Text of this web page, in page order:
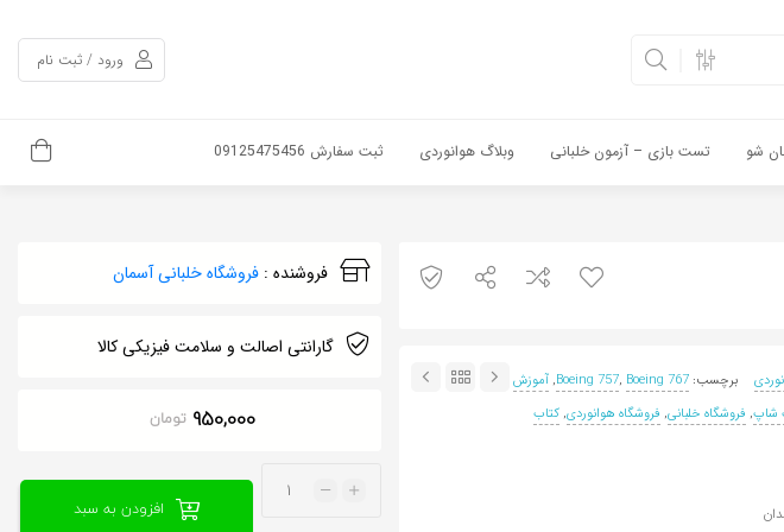
ورود / ثبت نام
شو تست بازی – آزمون خلبانی وبلاگ هوانوردی ثبت سفارش 09125475456
برچسب: Boeing 757, Boeing 767
,آموزش
شاپ, فروشگاه خلبانی, فروشگاه هوانوردی,کتاب
فروشنده : فروشگاه خلبانی آسمان
گارانتی اصالت و سلامت فیزیکی کالا
تومان 950,000
افزودن به سبد